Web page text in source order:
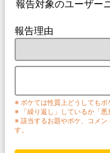
報告対象のユーザー
報告理由
※ ボケては性質上どうしてもボ
※ 「繰り返し」しているか「悪
※ 該当するお題やボケ、コメン
す。